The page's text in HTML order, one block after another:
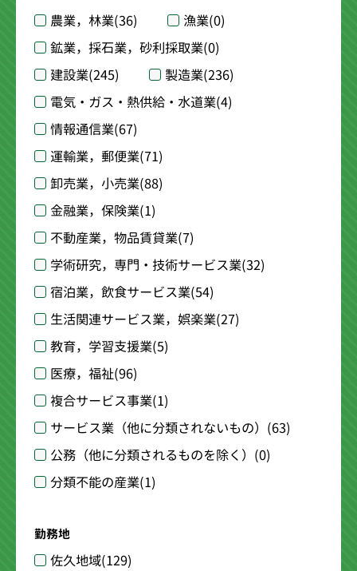
農業，林業(36) 漁業(0)
鉱業，採石業，砂利採取業(0)
建設業(245) 製造業(236)
電気・ガス・熱供給・水道業(4)
情報通信業(67)
運輸業，郵便業(71)
卸売業，小売業(88)
金融業，保険業(1)
不動産業，物品賃貸業(7)
学術研究，専門・技術サービス業(32)
宿泊業，飲食サービス業(54)
生活関連サービス業，娯楽業(27)
教育，学習支援業(5)
医療，福祉(96)
複合サービス事業(1)
サービス業（他に分類されないもの） (63)
公務（他に分類されるものを除く） (0)
分類不能の産業(1)
勤務地
佐久地域(129)